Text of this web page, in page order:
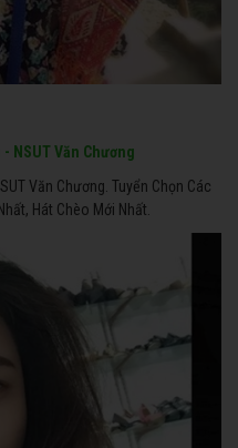
NSUT Văn Chương
Văn Chương. Tuyển Chọn Các
Hát Chèo Mới Nhất.